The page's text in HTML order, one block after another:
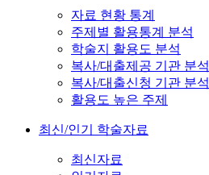
자료 현황 통계
주제별 활용통계 분석
학술지 활용도 분석
복사/대출제공 기관 분석
복사/대출신청 기관 분석
활용도 높은 주제
최신/인기 학술자료
최신자료